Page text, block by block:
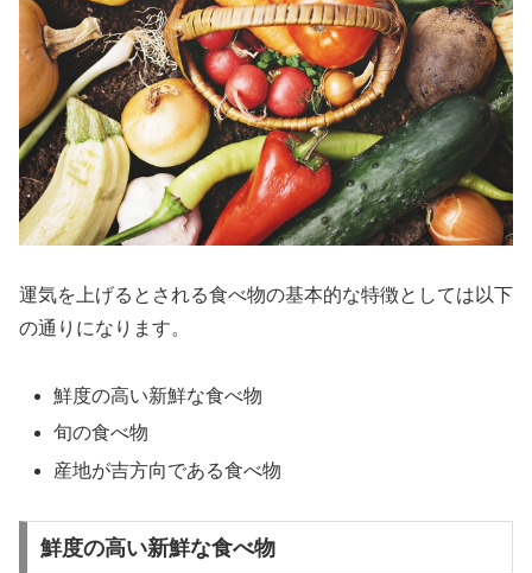
運気を上げるとされる食べ物の基本的な特徴としては以下
の通りになります。
鮮度の高い新鮮な食べ物
旬の食べ物
産地が吉方向である食べ物
鮮度の高い新鮮な食べ物